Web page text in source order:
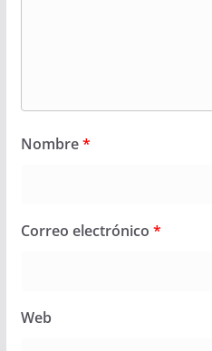
Nombre*
Correo electrónico *
Web